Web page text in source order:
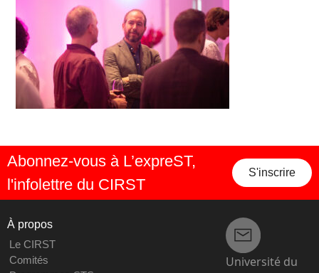
Abonnez-vous à L’expreST,
l'infolettre du CIRST
S'inscrire
À propos
Le CIRST
Comités
Université du